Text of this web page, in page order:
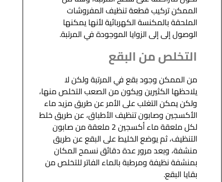
الممكن تركيب قطعة تنظيف المفروشات
الملحقة بالمكنسة الكهربائية لأنها يمكنها
الوصول إلى إلى الزوايا الموجودة في المرتبة.
التخلص من البقع
من الممكن وجود بقع في المرتبة ولكن لا
يلاحظها الكثيرين ويكون من الصعب التخلص منها،
ولكن يمكن التغلب على الأمر عن طريق مزيد ماء
الأكسجين وصابون تنظيف الأطباق، عن طريق خلط
لكل ملعقة ماء أكسجين 2 ملعقة من صابون
التنظيف، ثم يوضع الخليط على البقع عن طريق
منشفة، وبعد مرور عدة دقائق نسمح المكان
بمنشفة نظيفة ومرطبة بالماء الفاتر للتخلص من
بقايا البقع.